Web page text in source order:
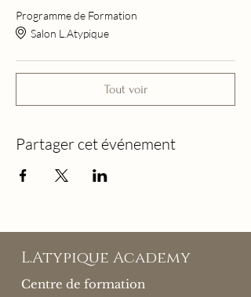
Programme de Formation
Salon L.Atypique
Tout voir
Partager cet événement
L.Atypique Academy
Centre de formation